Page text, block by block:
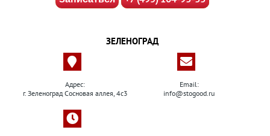
ЗЕЛЕНОГРАД
Адрес:
г. Зеленоград Сосновая аллея, 4с3
Email:
info@stogood.ru